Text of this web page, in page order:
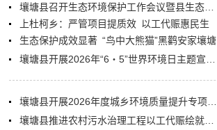
上杜柯乡：严管项目提质效 以工代赈惠民生
生态保护成效显著 “鸟中大熊猫”黑鹳安家壤塘